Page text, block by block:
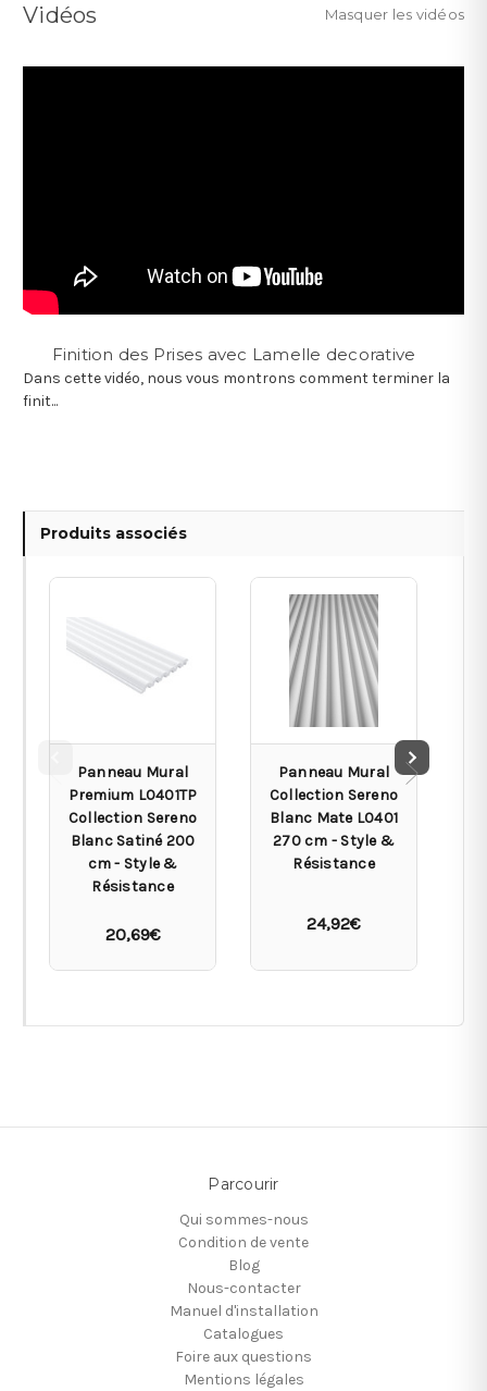
Vidéos Masquer les vidéos
Finition des Prises avec Lamelle decorative
Dans cette vidéo, nous vous montrons comment terminer la
finit...
Produits associés
Panneau Mural
Premium L0401TP
Collection Sereno
Blanc Satiné 200
cm - Style &
Résistance
20,69€
Panneau Mural
Collection Sereno
Blanc Mate L0401
270 cm - Style &
Résistance
24,92€
Parcourir
Qui sommes-nous
Condition de vente
Blog
Nous-contacter
Manuel d'installation
Catalogues
Foire aux questions
Mentions légales